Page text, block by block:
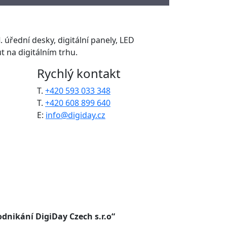
desky, digitální panely, LED
na digitálním trhu.
Rychlý kontakt
T. +420 593 033 348
T. +420 608 899 640
E: info@digiday.cz
DigiDay Czech s.r.o“